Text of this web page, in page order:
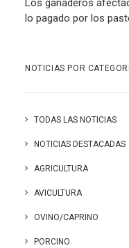
Los ganaderos
lo pagado por los
NOTICIAS POR
TODAS LAS NOTICIAS
NOTICIAS DESTACADAS
AGRICULTURA
AVICULTURA
OVINO/CAPRINO
PORCINO